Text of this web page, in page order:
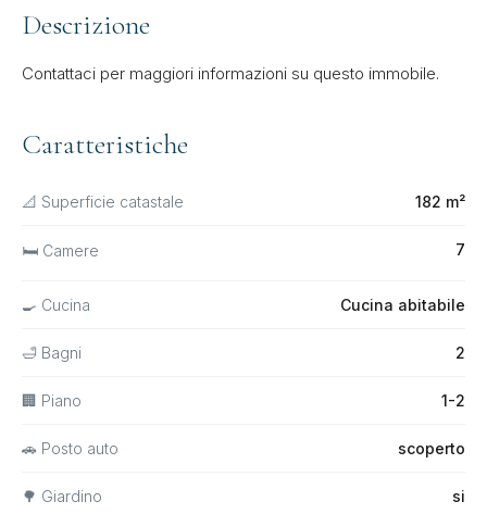
Descrizione
Contattaci per maggiori informazioni su questo immobile.
Caratteristiche
📐 Superficie catastale 182 m²
🛏 Camere 7
🍳 Cucina Cucina abitabile
🛁 Bagni 2
🏢 Piano 1-2
🚗 Posto auto scoperto
🌳 Giardino si